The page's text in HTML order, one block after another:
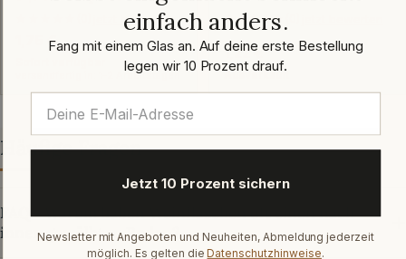
jetzt bewerten
Regulärer
1,75 €
versandfertig in: 1-2 Arbeitstagen
★★★★★
Regulärer
Preis
1,22 €
Ausverkauft
Häufige Fragen
FAQ - Warum haben Weinflaschen oft einen nach
innen gewölbten Boden?
einfach anders.
Fang mit einem Glas an. Auf deine erste Bestellung
legen wir 10 Prozent drauf.
Jetzt 10 Prozent sichern
Newsletter mit Angeboten und Neuheiten, Abmeldung jederzeit
möglich. Es gelten die Datenschutzhinweise.